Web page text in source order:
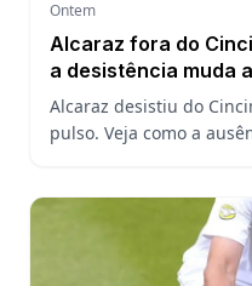
Ontem
Alcaraz fora do
a desistência muda
defesa do US Open
Alcaraz desistiu do
pulso. Veja como a